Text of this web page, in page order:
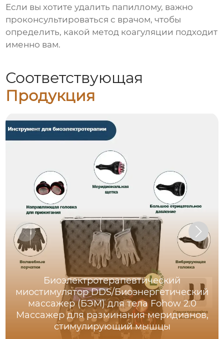
Если вы хотите удалить папиллому, важно
проконсультироваться с врачом, чтобы
определить, какой метод коагуляции подходит
именно вам.
Соответствующая
Продукция
Биоэлектротерапевтический
миостимулятор DDS/Биоэнергетический
массажер (БЭМ) для тела Fohow 2.0
Массажер для разминания меридианов,
стимулирующий мышцы